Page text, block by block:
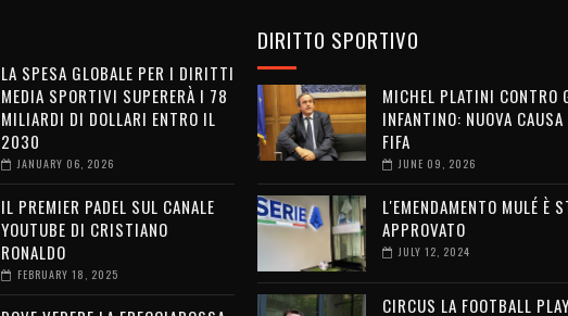
LA SPESA GLOBALE PER I DIRITTI
MEDIA SPORTIVI SUPERERÀ I 78
MILIARDI DI DOLLARI ENTRO IL
2030
JANUARY 06, 2026
IL PREMIER PADEL SUL CANALE
YOUTUBE DI CRISTIANO
RONALDO
FEBRUARY 18, 2025
DIRITTO SPORTIVO
MICHEL PLATINI CONTRO
INFANTINO: NUOVA CAUSA
FIFA
JUNE 09, 2026
L'EMENDAMENTO MULÉ È
APPROVATO
JULY 12, 2024
CIRCUS LA FOOTBALL